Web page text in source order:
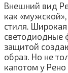
Внешний вид
как
стиля.
светодиодные
защитой
образ. Но не
капотом у